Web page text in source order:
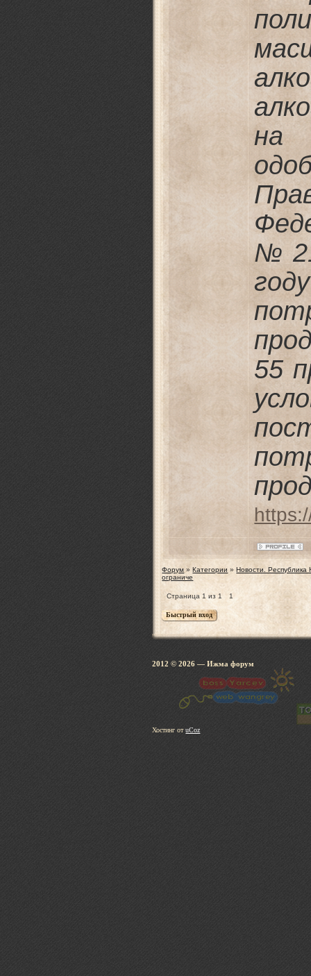
на
№
55
Форум » Категории » Новости. Республика
ограниче
Страница 1 из 1 1
2012 © 2026 — Ижма
Хостинг отuCoz